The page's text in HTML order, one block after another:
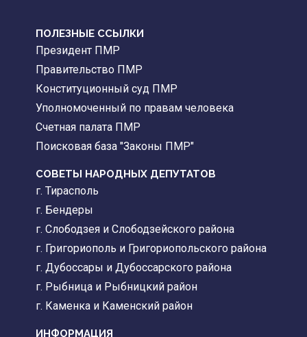
ПОЛЕЗНЫЕ ССЫЛКИ
Президент ПМР
Правительство ПМР
Конституционный суд ПМР
Уполномоченный по правам человека
Счетная палата ПМР
Поисковая база "Законы ПМР"
СОВЕТЫ НАРОДНЫХ ДЕПУТАТОВ
г. Тирасполь
г. Бендеры
г. Слободзея и Слободзейского района
г. Григориополь и Григориопольского района
г. Дубоссары и Дубоссарского района
г. Рыбница и Рыбницкий район
г. Каменка и Каменский район
ИНФОРМАЦИЯ